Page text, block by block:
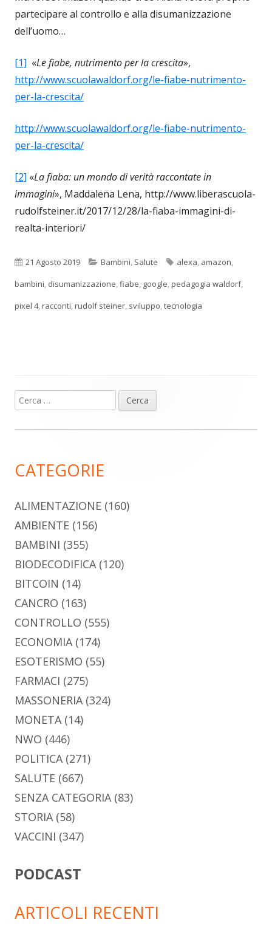
partecipare al controllo e alla disumanizzazione
dell’uomo…
[1] «Le fiabe, nutrimento per la crescita»,
http://www.scuolawaldorf.org/le-fiabe-nutrimento-
per-la-crescita/
http://www.scuolawaldorf.org/le-fiabe-nutrimento-
per-la-crescita/
[2] «La fiaba: un mondo di verità raccontate in
immagini», Maddalena Lena, http://www.liberascuola-
rudolfsteiner.it/2017/12/28/la-fiaba-immagini-di-
realta-interiori/
Pubblicato
21 Agosto 2019 Categorie
Bambini, Salute Tag
alexa, amazon,
bambini, disumanizzazione,fiabe, google,pedagogia waldorf,
pixel 4,racconti,rudolf steiner, sviluppo,tecnologia
Barra
laterale
Ricerca
per:
CATEGORIE
ALIMENTAZIONE (160)
AMBIENTE (156)
BAMBINI (355)
BIODECODIFICA(120)
BITCOIN (14)
CANCRO (163)
CONTROLLO (555)
ECONOMIA(174)
ESOTERISMO (55)
FARMACI (275)
MASSONERIA(324)
MONETA(14)
NWO (446)
POLITICA(271)
SALUTE (667)
SENZA CATEGORIA(83)
STORIA(58)
VACCINI (347)
PODCAST
ARTICOLI RECENTI